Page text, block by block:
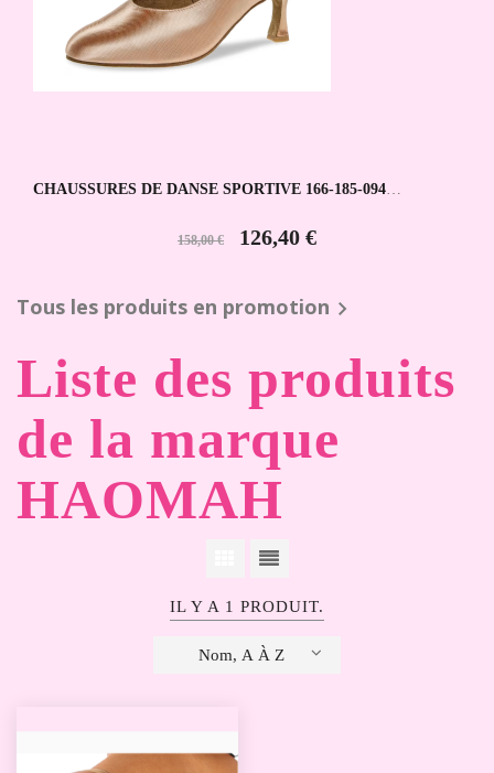
CHAUSSURES DE DANSE SPORTIVE 166-185-094
158,00 € 126,40 €
Tous les produits en promotion 
Liste des produits
de la marque
HAOMAH
IL Y A 1 PRODUIT.
Nom, A À Z